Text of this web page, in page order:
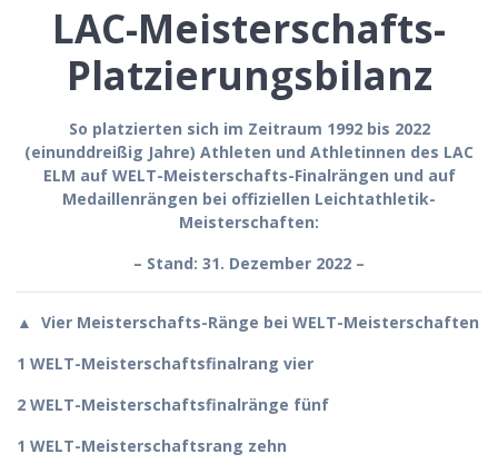
LAC-Meisterschafts-
Platzierungsbilanz
So platzierten sich im Zeitraum 1992 bis 2022
(einunddreißig Jahre) Athleten und Athletinnen des LAC
ELM auf WELT-Meisterschafts-Finalrängen und auf
Medaillenrängen bei offiziellen Leichtathletik-
Meisterschaften:
– Stand: 31. Dezember 2022 –
▲ Vier Meisterschafts-Ränge bei WELT-Meisterschaften
1 WELT-Meisterschaftsfinalrang vier
2 WELT-Meisterschaftsfinalränge fünf
1 WELT-Meisterschaftsrang zehn